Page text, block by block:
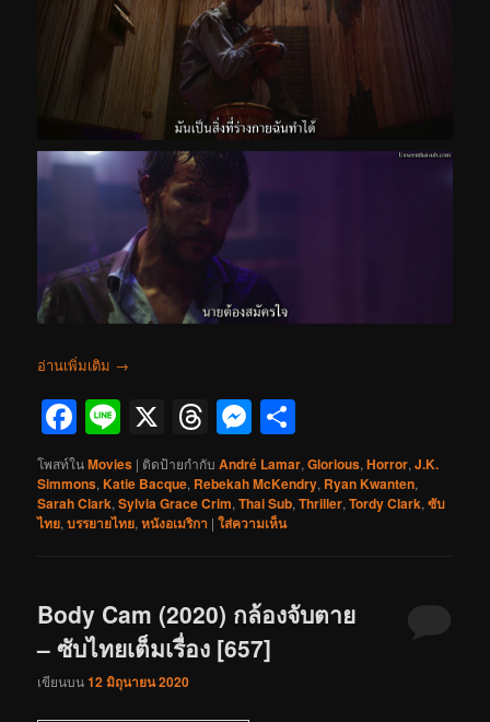
อ่านเพิ่มเติม →
Facebook
Line
X Threads
Messenger
โพสท์ในMovies | ติดป้ายกำกับ André Lamar,Glorious,Horror,J.K.
Simmons,Katie Bacque, Rebekah McKendry, Ryan Kwanten,
Sarah Clark,Sylvia Grace Crim,Thai Sub,Thriller,Tordy Clark,ซับ
ไทย,บรรยายไทย,หนังอเมริกา |ใส่ความเห็น
Body Cam (2020) กล้องจับตาย
– ซับไทยเต็มเรื่อง [657]
เขียนบน12 มิถุนายน 2020